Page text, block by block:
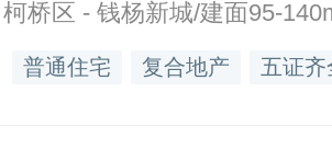
柯桥区 - 钱杨新城/建面95-
普通住宅 复合地产 五证齐